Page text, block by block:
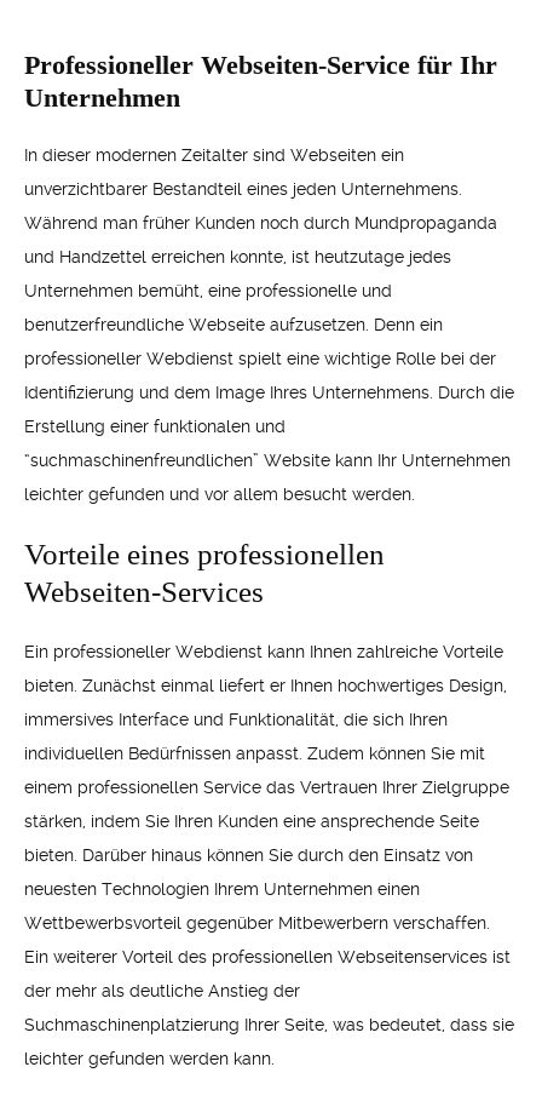
Professioneller Webseiten-Service für Ihr
Unternehmen
In dieser modernen Zeitalter sind Webseiten ein
unverzichtbarer Bestandteil eines jeden Unternehmens.
Während man früher Kunden noch durch Mundpropaganda
und Handzettel erreichen konnte, ist heutzutage jedes
Unternehmen bemüht, eine professionelle und
benutzerfreundliche Webseite aufzusetzen. Denn ein
professioneller Webdienst spielt eine wichtige Rolle bei der
Identifizierung und dem Image Ihres Unternehmens. Durch die
Erstellung einer funktionalen und
“suchmaschinenfreundlichen” Website kann Ihr Unternehmen
leichter gefunden und vor allem besucht werden.
Vorteile eines professionellen
Webseiten-Services
Ein professioneller Webdienst kann Ihnen zahlreiche Vorteile
bieten. Zunächst einmal liefert er Ihnen hochwertiges Design,
immersives Interface und Funktionalität, die sich Ihren
individuellen Bedürfnissen anpasst. Zudem können Sie mit
einem professionellen Service das Vertrauen Ihrer Zielgruppe
stärken, indem Sie Ihren Kunden eine ansprechende Seite
bieten. Darüber hinaus können Sie durch den Einsatz von
neuesten Technologien Ihrem Unternehmen einen
Wettbewerbsvorteil gegenüber Mitbewerbern verschaffen.
Ein weiterer Vorteil des professionellen Webseitenservices ist
der mehr als deutliche Anstieg der
Suchmaschinenplatzierung Ihrer Seite, was bedeutet, dass sie
leichter gefunden werden kann.